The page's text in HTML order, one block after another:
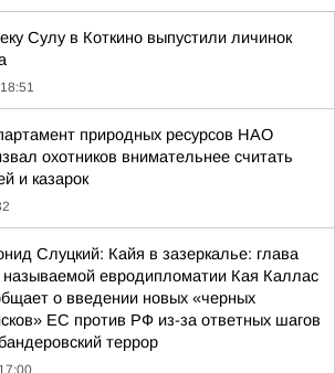
Сулу в Коткино выпустили личинок
18:51
природных ресурсов НАО
охотников внимательнее считать
и казарок
Слуцкий: Кайя в зазеркалье: глава
называемой евродипломатии Кая Каллас
о введении новых «черных
ЕС против РФ из-за ответных шагов
террор
17:00